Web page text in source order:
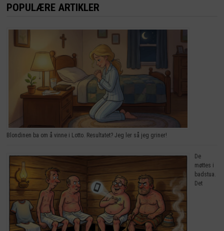
POPULÆRE ARTIKLER
Blondinen ba om å vinne i Lotto. Resultatet? Jeg ler så jeg griner!
De
møttes i
badstua.
Det